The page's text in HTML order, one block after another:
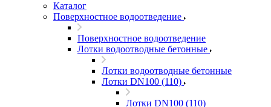
Каталог
Поверхностное водоотведение
Поверхностное водоотведение
Лотки водоотводные бетонные
Лотки водоотводные бетонные
Лотки DN100 (110)
Лотки DN100 (110)